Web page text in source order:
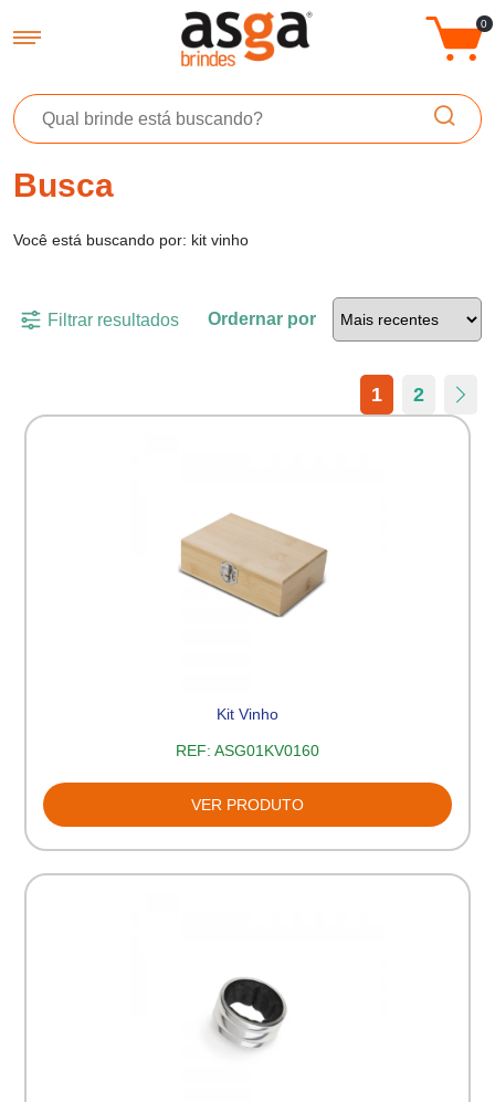
0
Busca
Você está buscando por: kit vinho
Filtrar resultados Ordernar por
1 2
Kit Vinho
REF: ASG01KV0160
VER PRODUTO
Asga Brindes - Brindes Promocionais Personalizados